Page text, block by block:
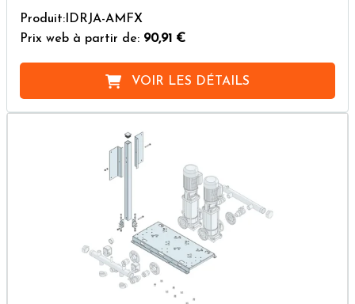
Produit:IDRJA-AMFX
Prix web à partir de: 90,91 €
VOIR LES DÉTAILS